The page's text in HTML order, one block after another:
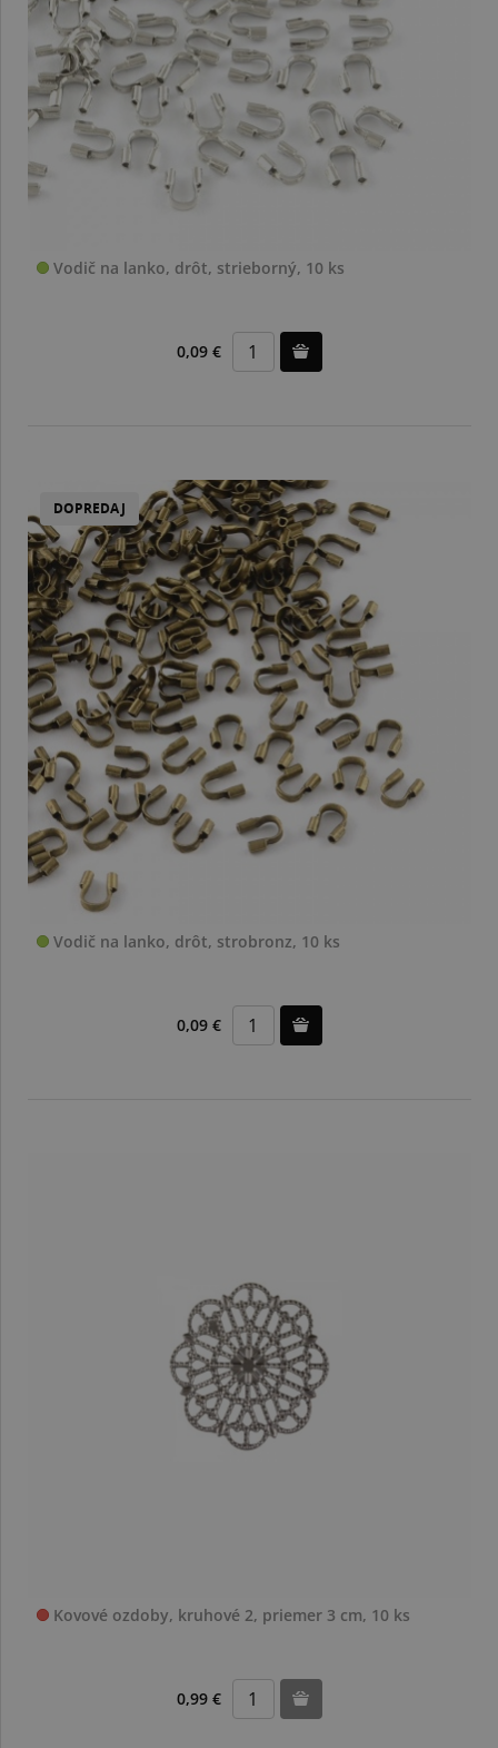
Vodič na lanko, drôt, strieborný, 10 ks
0,09 €
DOPREDAJ
Vodič na lanko, drôt, strobronz, 10 ks
0,09 €
Kovové ozdoby, kruhové 2, priemer 3 cm, 10 ks
0,99 €